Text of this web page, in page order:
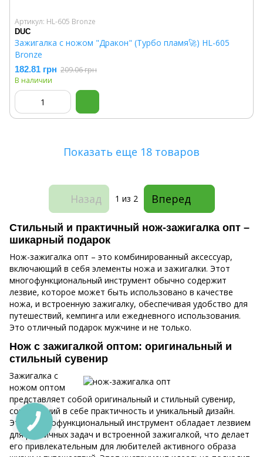
Стильный и практичный нож-зажигалка опт –
шикарный подарок
Нож-зажигалка опт – это комбинированный аксессуар,
включающий в себя элементы ножа и зажигалки. Этот
многофункциональный инструмент обычно содержит
лезвие, которое может быть использовано в качестве
ножа, и встроенную зажигалку, обеспечивая удобство для
путешествий, кемпинга или ежедневного использования.
Это отличный подарок мужчине и не только.
Нож с зажигалкой оптом: оригинальный и
стильный сувенир
Зажигалка с
ножом оптом
представляет собой оригинальный и стильный сувенир,
сочетающий в себе практичность и уникальный дизайн.
Этот многофункциональный инструмент обладает лезвием
для различных задач и встроенной зажигалкой, что делает
его привлекательным для любителей активного образа
Артикул: HL-605 Bronze
DUC
Зажигалка с ножом "Дракон" (Турбо пламя🚀) HL-605
Bronze
182.81 грн 209.06 грн
В наличии
Показать еще 18 товаров
Назад 1 из 2 Вперед